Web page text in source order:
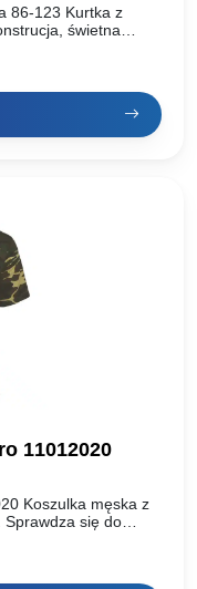
86-123 Kurtka z
świetna
11012020
Koszulka męska z
Sprawdza się do